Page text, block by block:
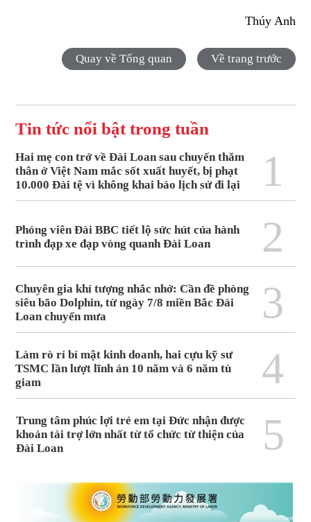
Thúy Anh
Quay về Tổng quan Về trang trước
Tin tức nổi bật trong tuần
Hai mẹ con trở về Đài Loan sau chuyến thăm
thân ở Việt Nam mắc sốt xuất huyết, bị phạt
10.000 Đài tệ vì không khai báo lịch sử đi lại
1
Phóng viên Đài BBC tiết lộ sức hút của hành
trình đạp xe đạp vòng quanh Đài Loan
2
Chuyên gia khí tượng nhắc nhở: Cần đề phòng
siêu bão Dolphin, từ ngày 7/8 miền Bắc Đài
Loan chuyển mưa
3
Làm rò rỉ bí mật kinh doanh, hai cựu kỹ sư
TSMC lần lượt lĩnh án 10 năm và 6 năm tù
giam
4
Trung tâm phúc lợi trẻ em tại Đức nhận được
khoản tài trợ lớn nhất từ tổ chức từ thiện của
Đài Loan
5